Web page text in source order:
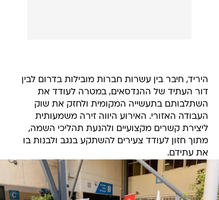
היריד, חיבר בין עשרות חברות מובילות בדרום לבין
דור העתיד של ההנדסאים, במטרה לעודד את
השתלבותם בתעשייה המקומית ולחזק את שוק
העבודה האזורי. האירוע היווה זירה משמעותית
ליצירת קשרים מקצועיים ולהנעת תהליכי השמה,
מתוך חזון לעודד צעירים להשתקע בנגב ולבנות בו
את עתידם.